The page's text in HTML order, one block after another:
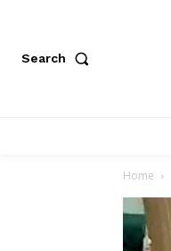
Search
Home